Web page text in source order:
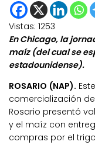
Vistas: 1253
En Chicago, la
maíz (del cual se
estadounidense).
ROSARIO (NAP).
comercialización
Rosario presentó
y el maíz con
compras por el